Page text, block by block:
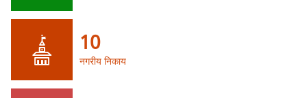
10
नगरीय निकाय